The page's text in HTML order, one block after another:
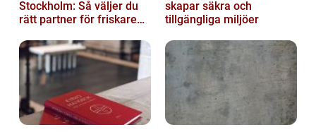
Stockholm: Så väljer du
rätt partner för friskare
skapar säkra och
tillgängliga miljöer